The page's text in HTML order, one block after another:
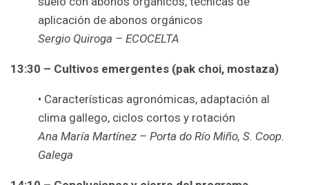
aplicación de abonos orgánicos
Sergio Quiroga – ECOCELTA
13:30 – Cultivos emergentes (pak choi, mostaza)
• Características agronómicas, adaptación al
clima gallego, ciclos cortos y rotación
Ana María Martínez – Porta do Río Miño, S. Coop.
Galega